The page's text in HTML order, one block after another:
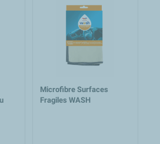
Microfibre Surfaces
Fragiles WASH